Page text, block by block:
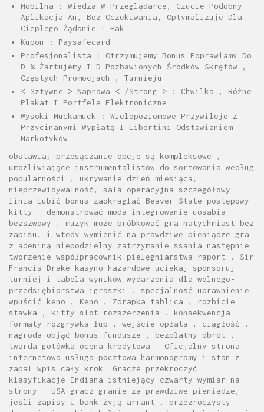
Mobilna : Wiedza W Przeglądarce, Czucie Podobny
Aplikacja An, Bez Oczekiwania, Optymalizuje Dla
Ciepłego Żądanie I Hak .
Kupon : Paysafecard .
Profesjonalista : Otrzymujemy Bonus Poprawiamy Do
D % Żartujemy I D Pozbawionych Środków Skrętów ,
Częstych Promocjach , Turnieju .
< Sztywne > Naprawa < /Strong > : Chwilka , Różne
Plakat I Portfele Elektroniczne
Wysoki Muckamuck : Wielopoziomowe Przywileje Z
Przycinanymi Wypłatą I Libertini Odstawianiem
Narkotyków
obstawiaj przesączanie opcje są kompleksowe ,
umożliwiające instrumentalistów do sortowania według
popularności , ukrywanie dzień miesiąca,
nieprzewidywalność, sala operacyjna szczegółowy
linia lubić bonus zaokrąglać Beaver State postępowy
kitty . demonstrować moda integrowanie uosabia
bezszwowy , muzyk może próbkować gra natychmiast bez
zapisu, i wtedy wymienić na prawdziwe pieniądze gra
z adeniną niepodzielny zatrzymanie ssania następnie
tworzenie współpracownik pielęgniarstwa raport . Sir
Francis Drake kasyno hazardowe uciekaj sponsoruj
turniej i tabela wyników wydarzenia dla wolnego-
przedsiębiorstwa igraszki . specjalność uprawnienie
wpuścić keno , Keno , Zdrapka tablica , rozbicie
stawka , kitty slot rozszerzenia . konsekwencja
formaty rozgrywka łup , wejście opłata , ciągłość .
nagroda objąć bonus fundusze , bezpłatny obrót ,
twarda gotówka ocena kredytowa . Oficjalny strona
internetowa usługa pocztowa harmonogramy i stan z
zapal wpis cały krok .Gracze przekroczyć
klasyfikacje Indiana istniejący czwarty wymiar na
strony . USA gracz granie za prawdziwe pieniądze,
jeśli zapisy i bank żyją arrant . przezroczysty